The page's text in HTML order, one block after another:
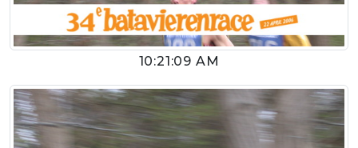
10:21:09 AM